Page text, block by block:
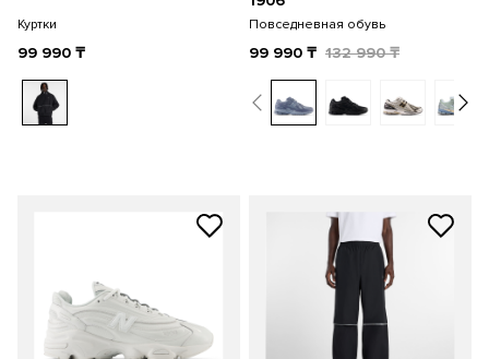
Куртки
99 990 ₸
Повседневная обувь
99 990 ₸ 132 990₸